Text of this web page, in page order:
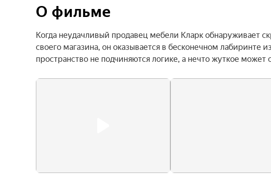
О фильме
Когда неудачливый продавец мебели Кларк обнаруживает
своего магазина, он оказывается в бесконечном
пространство не подчиняются логике, а нечто жуткое может